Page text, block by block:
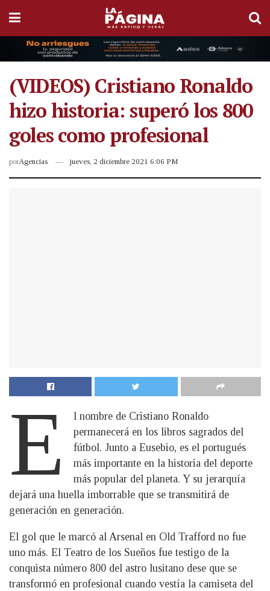
(VIDEOS) Cristiano Ronaldo
hizo historia: superó los 800
goles como profesional
porAgencias jueves, 2 diciembre 2021 6:06 PM
E
l nombre de Cristiano Ronaldo
permanecerá en los libros sagrados del
fútbol. Junto a Eusebio, es el portugués
más importante en la historia del deporte
más popular del planeta. Y su jerarquía
dejará una huella imborrable que se transmitirá de
generación en generación.
El gol que le marcó al Arsenal en Old Trafford no fue
uno más. El Teatro de los Sueños fue testigo de la
conquista número 800 del astro lusitano dese que se
transformó en profesional cuando vestía la camiseta del